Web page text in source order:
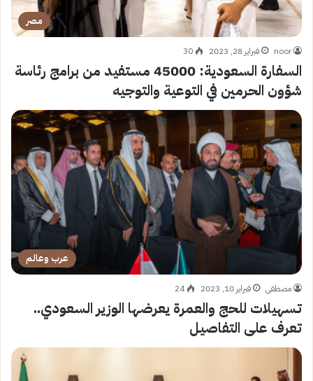
مصر
noor فبراير 28, 2023 30
السفارة السعودية: 45000 مستفيد من برامج رئاسة
شؤون الحرمين في التوعية والتوجيه
عرب وعالم
مصطفى فبراير 10, 2023 24
تسهيلات للحج والعمرة يعرضها الوزير السعودي..
تعرف على التفاصيل